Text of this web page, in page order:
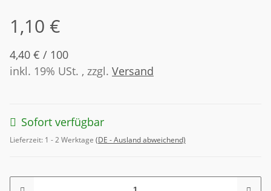
1,10 €
4,40 € / 100
inkl. 19% USt. , zzgl. Versand
Sofort verfügbar
Lieferzeit: 1 - 2 Werktage (DE - Ausland abweichend)